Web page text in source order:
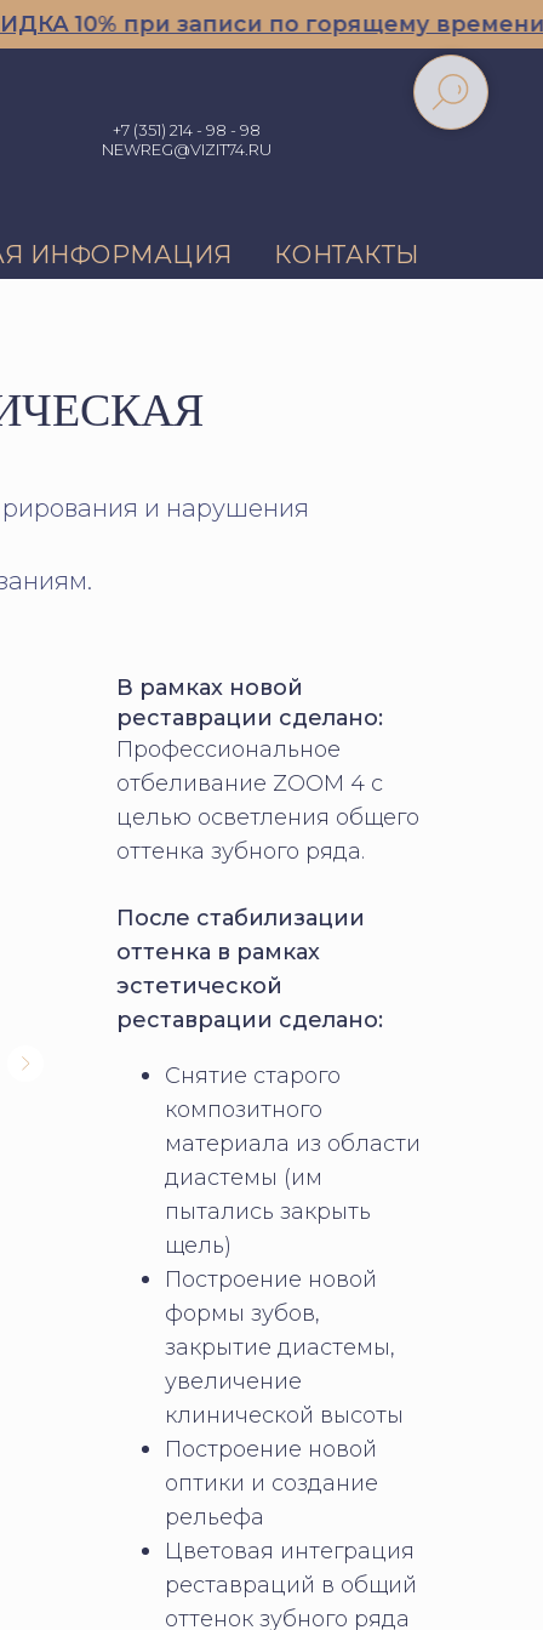
при записи по горящему времени/при
+7 (351) 214 - 98 - 98
NEWREG@VIZIT74.RU
ИНФОРМАЦИЯ КОНТАКТЫ
и нарушения
В рамках новой
реставрации сделано:
Профессиональное
отбеливание ZOOM 4 с
целью осветления общего
оттенка зубного ряда.
После стабилизации
оттенка в рамках
эстетической
реставрации сделано:
Снятие старого
композитного
материала из области
диастемы (им
пытались закрыть
щель)
Построение новой
формы зубов,
закрытие диастемы,
увеличение
клинической высоты
Построение новой
оптики и создание
рельефа
Цветовая интеграция
реставраций в общий
оттенок зубного ряда